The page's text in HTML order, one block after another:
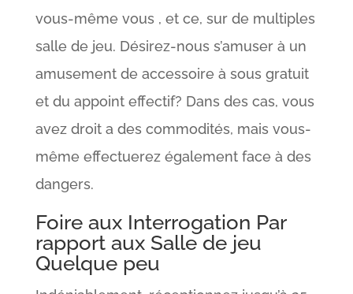
vous-même vous , et ce, sur de multiples
salle de jeu. Désirez-nous s’amuser à un
amusement de accessoire à sous gratuit
et du appoint effectif? Dans des cas, vous
avez droit a des commodités, mais vous-
même effectuerez également face à des
dangers.
Foire aux Interrogation Par
rapport aux Salle de jeu
Quelque peu